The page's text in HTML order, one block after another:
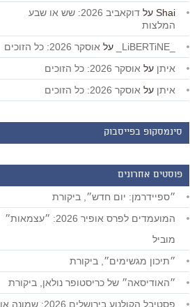
Shai על
דוקאביב 2026: שש או שבע
המלצות
על אוסקר 2026: כל הזוכים
איתן על אוסקר 2026: כל הזוכים
איתן על אוסקר 2026: כל הזוכים
סינמסקופ בפייסבוק
פוסטים אחרונים
״ספיידרמן: יום חדש״, ביקורת
המועמדים לפרס אופיר 2026: ״עצמאות״
מוביל
״תיכון מגשימים״, ביקורת
״האודיסאה״ של כריסטופר נולאן, ביקורת
פסטיבל הקולנוע בירושלים 2026: שמונה או